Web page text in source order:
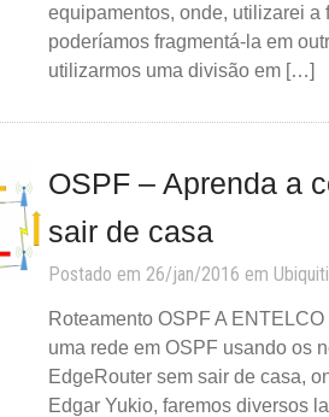
equipamentos, onde, utilizarei a
poderíamos fragmentá-la em
utilizarmos uma divisão em […]
OSPF – Aprenda a
sair de casa
Postado em 26/jan/2016 em Ubiquiti
Roteamento OSPF A
uma rede em OSPF usando os
EdgeRouter sem sair de casa,
Edgar Yukio, faremos diversos